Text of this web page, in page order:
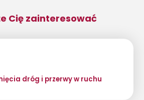
Cię zainteresować
dróg i przerwy w ruchu